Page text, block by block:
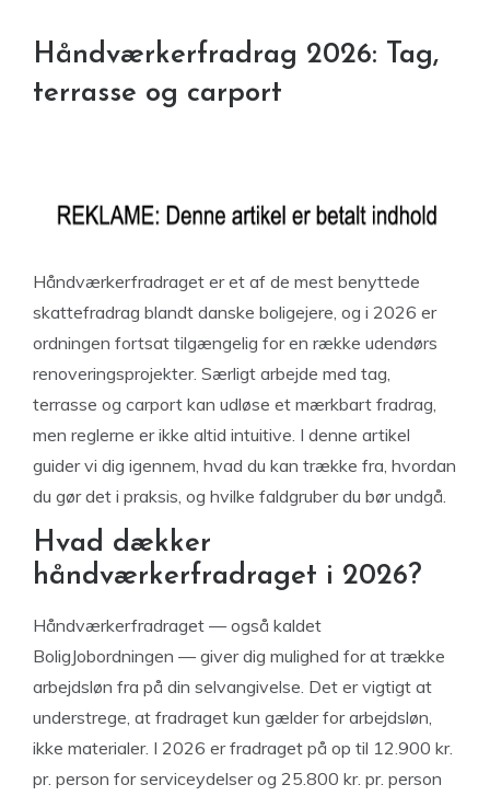
Håndværkerfradrag 2026: Tag,
terrasse og carport
Håndværkerfradraget er et af de mest benyttede
skattefradrag blandt danske boligejere, og i 2026 er
ordningen fortsat tilgængelig for en række udendørs
renoveringsprojekter. Særligt arbejde med tag,
terrasse og carport kan udløse et mærkbart fradrag,
men reglerne er ikke altid intuitive. I denne artikel
guider vi dig igennem, hvad du kan trække fra, hvordan
du gør det i praksis, og hvilke faldgruber du bør undgå.
Hvad dækker
håndværkerfradraget i 2026?
Håndværkerfradraget — også kaldet
BoligJobordningen — giver dig mulighed for at trække
arbejdsløn fra på din selvangivelse. Det er vigtigt at
understrege, at fradraget kun gælder for arbejdsløn,
ikke materialer. I 2026 er fradraget på op til 12.900 kr.
pr. person for serviceydelser og 25.800 kr. pr. person